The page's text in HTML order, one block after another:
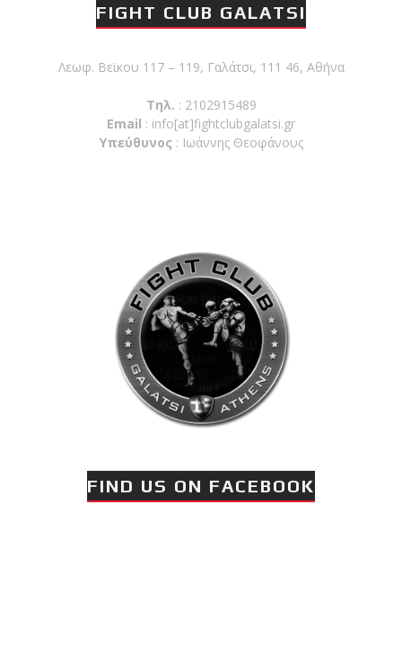
FIGHT CLUB GALATSI
Λεωφ. Βεϊκου 117 – 119, Γαλάτσι, 111 46, Αθήνα
Τηλ. : 2102915489
Email : info[at]fightclubgalatsi.gr
Υπεύθυνος : Ιωάννης Θεοφάνους
FIND US ON FACEBOOK